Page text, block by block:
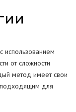
использованием
от сложности
метод имеет свои
для